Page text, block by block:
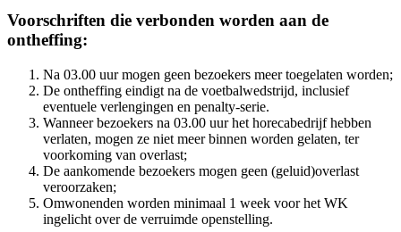
Voorschriften die verbonden worden aan de
ontheffing:
Na 03.00 uur mogen geen bezoekers meer toegelaten worden;
De ontheffing eindigt na de voetbalwedstrijd, inclusief
eventuele verlengingen en penalty-serie.
Wanneer bezoekers na 03.00 uur het horecabedrijf hebben
verlaten, mogen ze niet meer binnen worden gelaten, ter
voorkoming van overlast;
De aankomende bezoekers mogen geen (geluid)overlast
veroorzaken;
Omwonenden worden minimaal 1 week voor het WK
ingelicht over de verruimde openstelling.